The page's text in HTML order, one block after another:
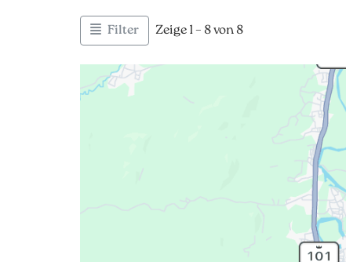
Filter Zeige 1 – 8 von 8